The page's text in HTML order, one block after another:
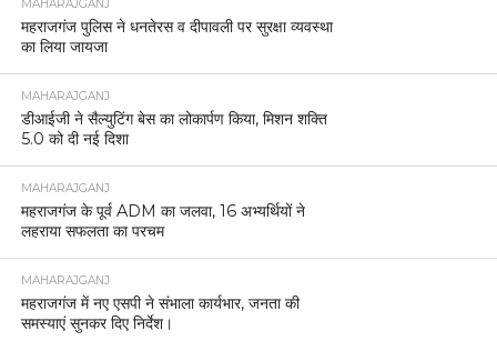
MAHARAJGANJ
महराजगंज पुलिस ने धनतेरस व दीपावली पर सुरक्षा व्यवस्था
का लिया जायजा
MAHARAJGANJ
डीआईजी ने सैल्युटिंग बेस का लोकार्पण किया, मिशन शक्ति
5.0 को दी नई दिशा
MAHARAJGANJ
महराजगंज के पूर्व ADM का जलवा, 16 अभ्यर्थियों ने
लहराया सफलता का परचम
MAHARAJGANJ
महराजगंज में नए एसपी ने संभाला कार्यभार, जनता की
समस्याएं सुनकर दिए निर्देश।